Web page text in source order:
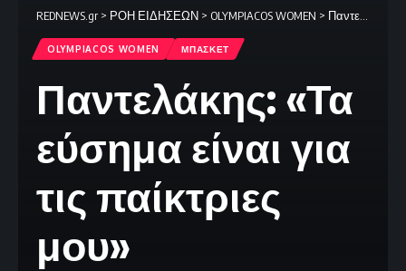
REDNEWS.gr > ΡΟΗ ΕΙΔΗΣΕΩΝ > OLYMPIACOS WOMEN > Παντελάκης: «Τα εύσημα είναι για τις παίκτριες μου»
OLYMPIACOS WOMEN ΜΠΑΣΚΕΤ
Παντελάκης: «Τα
εύσημα είναι για
τις παίκτριες
μου»